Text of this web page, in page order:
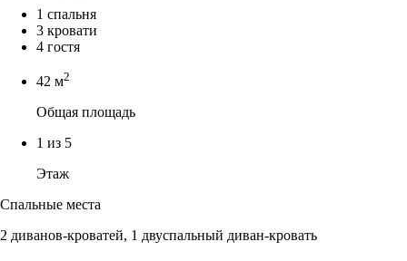
1 спальня
3 кровати
4 гостя
42 м2
Общая площадь
1 из 5
Этаж
Спальные места
2 диванов-кроватей, 1 двуспальный диван-кровать